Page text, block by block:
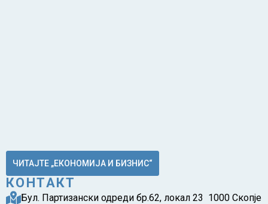
ЧИТАЈТЕ „ЕКОНОМИЈА И БИЗНИС“
КОНТАКТ
Бул. Партизански одреди бр.62, локал 23 1000 Скопје